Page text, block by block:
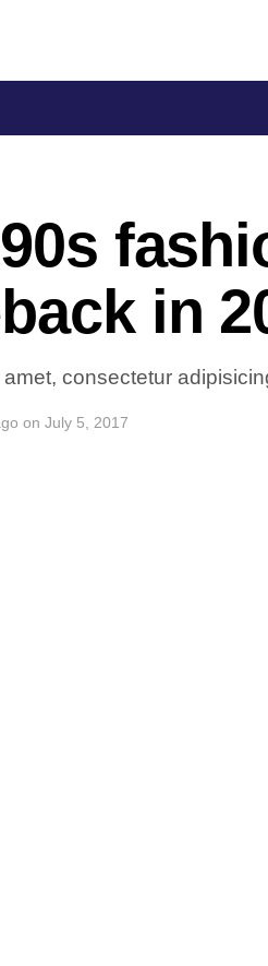
in
consectetur
on July 5, 2017